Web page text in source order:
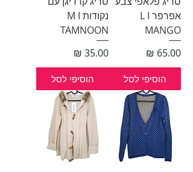
אפרפר L I
MANGO
מחיר
הוסיפי לסל
נקודות M I
TAMNOON
מחיר
הוסיפי לסל